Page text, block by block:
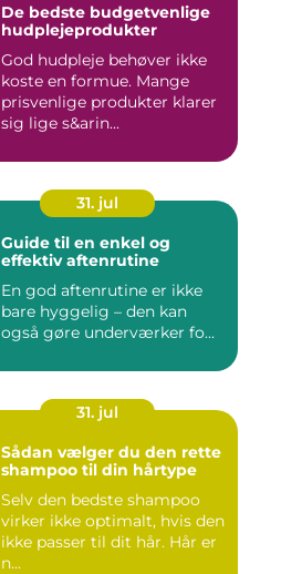
De bedste budgetvenlige
hudplejeprodukter
God hudpleje behøver ikke
koste en formue. Mange
prisvenlige produkter klarer
sig lige s&arin...
31. jul
Guide til en enkel og
effektiv aftenrutine
En god aftenrutine er ikke
bare hyggelig – den kan
også gøre underværker fo...
31. jul
Sådan vælger du den rette
shampoo til din hårtype
Selv den bedste shampoo
virker ikke optimalt, hvis den
ikke passer til dit hår. Hår er
n...